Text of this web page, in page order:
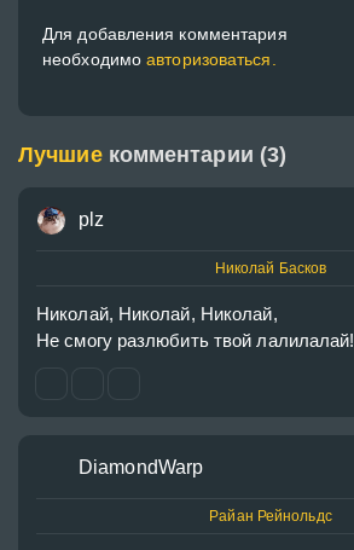
Для добавления комментария
необходимоавторизоваться.
Лучшие комментарии (3)
plz
Николай Басков
Николай, Николай, Николай,
Не смогу разлюбить твой лалилалай!
DiamondWarp
Райан Рейнольдс